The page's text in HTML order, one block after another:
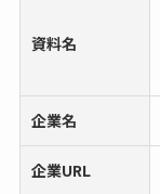
資料名
企業名
企業URL